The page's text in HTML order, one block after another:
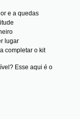
e a quedas
lugar
completar o kit
Esse aqui é o